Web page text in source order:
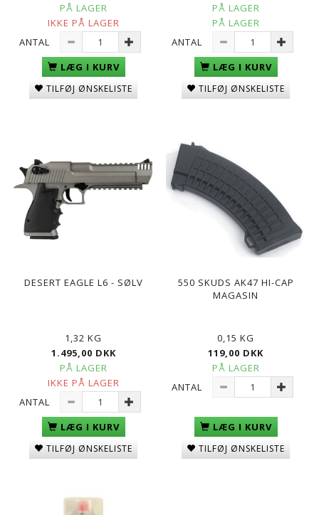
PÅ LAGER
IKKE PÅ LAGER
ANTAL
LÆG I KURV
TILFØJ ØNSKELISTE
PÅ LAGER
PÅ LAGER
ANTAL
LÆG I KURV
TILFØJ ØNSKELISTE
DESERT EAGLE L6 - SØLV
1,32 KG
1.495,00 DKK
PÅ LAGER
IKKE PÅ LAGER
ANTAL
LÆG I KURV
TILFØJ ØNSKELISTE
550 SKUDS AK47 HI-CAP
MAGASIN
0,15 KG
119,00 DKK
PÅ LAGER
ANTAL
LÆG I KURV
TILFØJ ØNSKELISTE